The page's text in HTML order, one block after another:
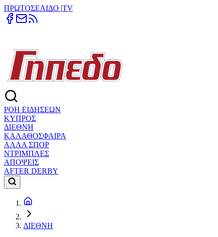
ΠΡΩΤΟΣΕΛΙΔΟ |TV
ΡΟΗ ΕΙΔΗΣΕΩΝ
ΚΥΠΡΟΣ
ΔΙΕΘΝΗ
ΚΑΛΑΘΟΣΦΑΙΡΑ
ΑΛΛΑ ΣΠΟΡ
ΝΤΡΙΜΠΛΕΣ
ΑΠΟΨΕΙΣ
AFTER DERBY
ΔΙΕΘΝΗ